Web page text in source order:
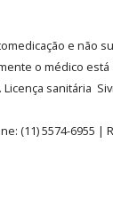
e não
o médico
sanitária
(11)5574-6955 |